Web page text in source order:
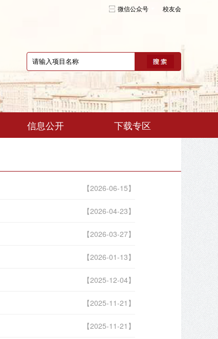
微信公众号 校友会
信息公开 下载专区
【2026-06-15】
【2026-04-23】
【2026-03-27】
【2026-01-13】
【2025-12-04】
【2025-11-21】
【2025-11-21】